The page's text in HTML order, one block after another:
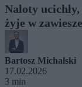
Naloty
żyje w
Bartosz Michalski
17.02.2026
3 min